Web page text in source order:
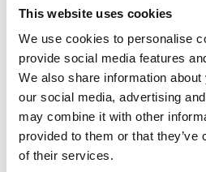
This website uses cookies
We use cookies to personalise
provide social media features
We also share information
our social media, advertising
may combine it with other
provided to them or that
of their services.
Artikelnummer
Groep
Plunjer